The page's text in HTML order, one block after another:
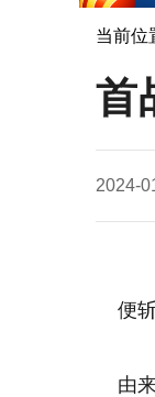
当前位
首
2024-
便
由